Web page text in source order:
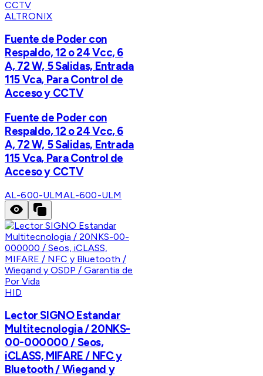
ALTRONIX
Fuente de Poder con
Respaldo, 12 o 24 Vcc, 6
A, 72 W, 5 Salidas, Entrada
115 Vca, Para Control de
Acceso y CCTV
Fuente de Poder con
Respaldo, 12 o 24 Vcc, 6
A, 72 W, 5 Salidas, Entrada
115 Vca, Para Control de
Acceso y CCTV
AL-600-ULMAL-600-ULM
HID
Lector SIGNO Estandar
Multitecnologia / 20NKS-
00-000000 / Seos,
iCLASS, MIFARE / NFC y
Bluetooth / Wiegand y